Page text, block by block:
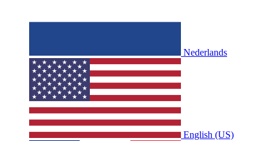
Nederlands
English (US)